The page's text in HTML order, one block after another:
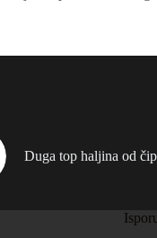
Duga top haljina od